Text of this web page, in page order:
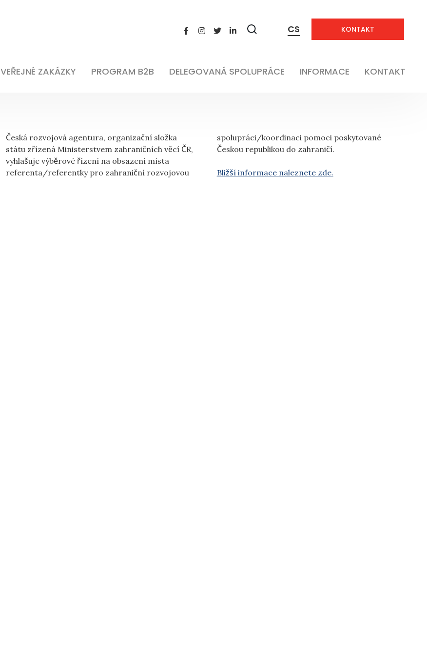
Zobrazit
CS KONTAKT
VEŘEJNÉ ZAKÁZKY PROGRAM B2B DELEGOVANÁ SPOLUPRÁCE INFORMACE KONTAKT
Česká rozvojová agentura, organizační složka
státu zřízená Ministerstvem zahraničních věcí ČR,
vyhlašuje výběrové řízení na obsazení místa
referenta/referentky pro zahraniční rozvojovou
spolupráci/koordinaci pomoci poskytované
Českou republikou do zahraničí.
Bližší informace naleznete zde.